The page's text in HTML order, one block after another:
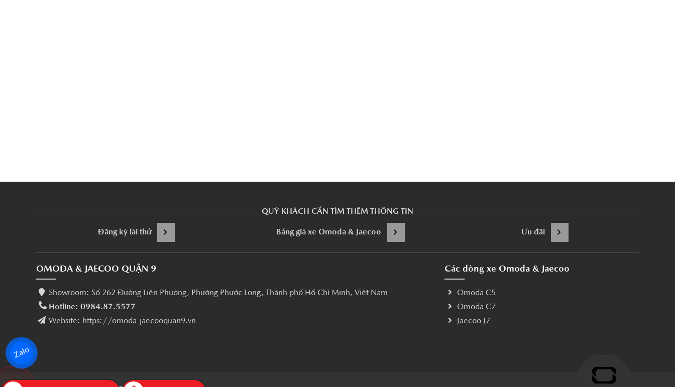
QUÝ KHÁCH CẦN TÌM THÊM THÔNG TIN
Đăng ký lái thử Bảng giá xe Omoda & Jaecoo Ưu đãi
OMODA & JAECOO QUẬN 9
Showroom: Số 262 Đường Liên Phường, Phường Phước Long, Thành phố Hồ Chí Minh, Việt Nam
Hotline: 0984.87.5577
Website: https://omoda-jaecooquan9.vn
Các dòng xe Omoda & Jaecoo
Omoda C5
Omoda C7
Jaecoo J7
Zalo